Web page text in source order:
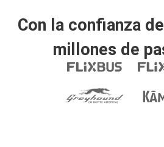
Con la confianza
millones de